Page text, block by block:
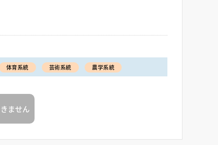
体育系統 芸術系統 農学系統
ません